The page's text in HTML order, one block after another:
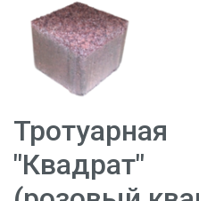
"Квадрат"